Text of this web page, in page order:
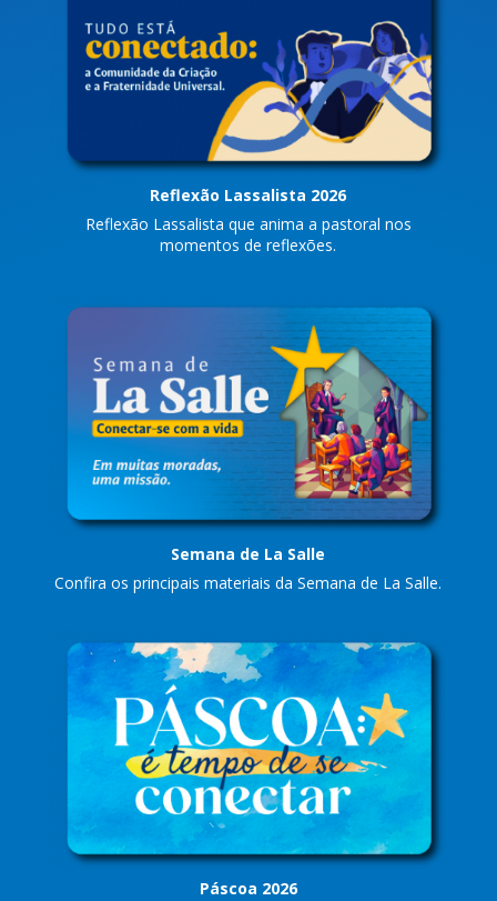
Reflexão Lassalista 2026
Reflexão Lassalista que anima a pastoral nos
momentos de reflexões.
Semana de La Salle
Confira os principais materiaisda Semana de La Salle.
Páscoa 2026